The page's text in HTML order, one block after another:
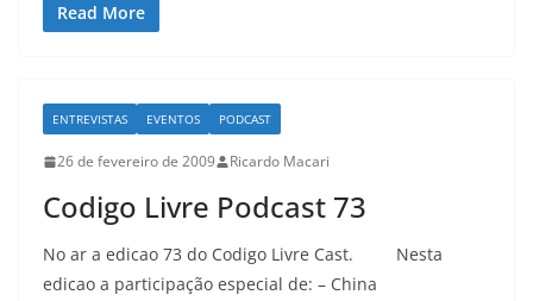
Read More
ENTREVISTAS EVENTOS PODCAST
26 de fevereiro de 2009 Ricardo Macari
Codigo Livre Podcast 73
No ar a edicao 73 do Codigo Livre Cast. Nesta
edicao a participação especial de: – China